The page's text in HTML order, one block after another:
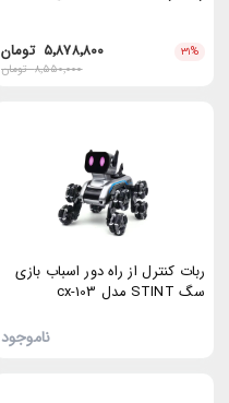
۳۱% ۵٬۸۷۸٬۸۰۰ تومان
۸٬۵۵۰٬۰۰۰تومان
ربات کنترل از راه دور اسباب بازی
سگ STINT مدل cx-103
ناموجود